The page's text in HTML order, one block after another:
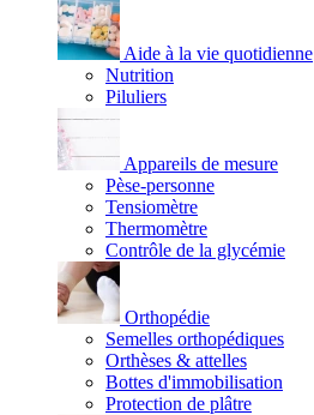
Aide à la vie quotidienne
Nutrition
Piluliers
Appareils de mesure
Pèse-personne
Tensiomètre
Thermomètre
Contrôle de la glycémie
Orthopédie
Semelles orthopédiques
Orthèses & attelles
Bottes d'immobilisation
Protection de plâtre